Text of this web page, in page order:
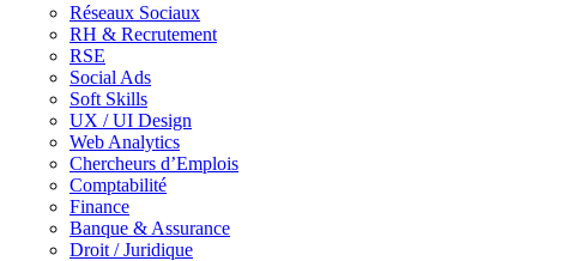
Réseaux Sociaux
RH & Recrutement
RSE
Social Ads
Soft Skills
UX / UI Design
Web Analytics
Chercheurs d’Emplois
Comptabilité
Finance
Banque & Assurance
Droit / Juridique